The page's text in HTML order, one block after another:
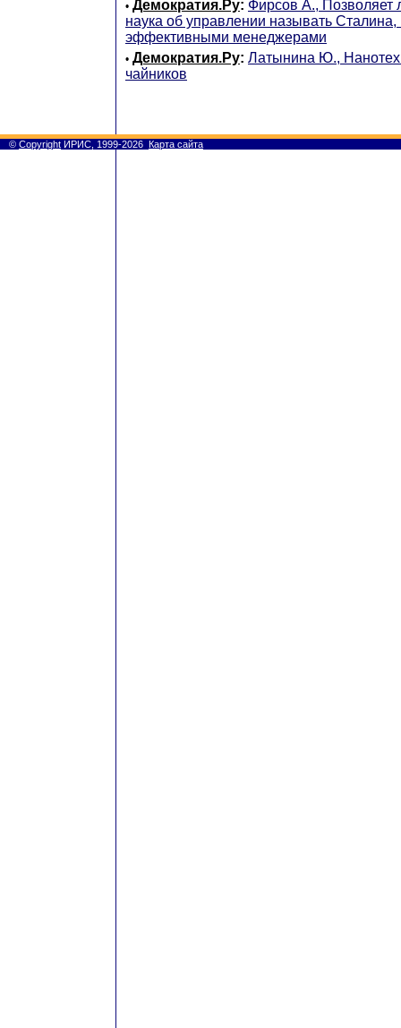
• Демократия.Ру: Фирсов А., Позволяет
наука об управлении называть
эффективными менеджерами
• Демократия.Ру: Латынина Ю.,
чайников
© Copyright ИРИС, 1999-2026 Карта сайта